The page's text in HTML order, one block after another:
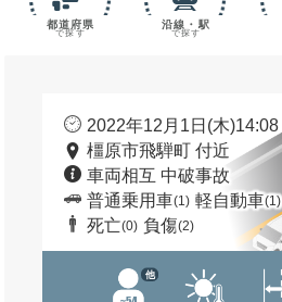
都道府県
で探す
沿線・駅
で探す
2022年12月1日(木)14:08
橿原市飛騨町 付近
車両相互 中破事故
普通乗用車(1) 軽自動車(1)
死亡(0) 負傷(2)
他